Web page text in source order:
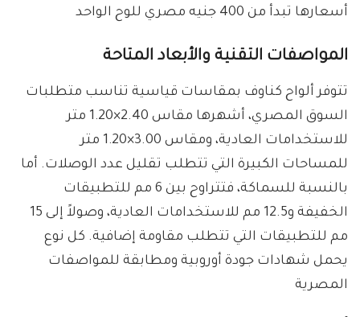
أسعارها تبدأ من 400 جنيه مصري للوح الواحد
المواصفات التقنية والأبعاد المتاحة
تتوفر ألواح كناوف بمقاسات قياسية تناسب متطلبات
السوق المصري، أشهرها مقاس 2.40×1.20 متر
للاستخدامات العادية، ومقاس 3.00×1.20 متر
للمساحات الكبيرة التي تتطلب تقليل عدد الوصلات. أما
بالنسبة للسماكة، فتتراوح بين 6 مم للتطبيقات
الخفيفة و12.5 مم للاستخدامات العادية، وصولاً إلى 15
مم للتطبيقات التي تتطلب مقاومة إضافية. كل نوع
يحمل شهادات جودة أوروبية ومطابقة للمواصفات
المصرية